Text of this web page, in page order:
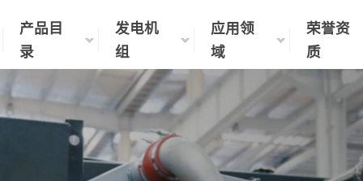
产品目
录
发电机
组
应用领
域
荣誉资
质